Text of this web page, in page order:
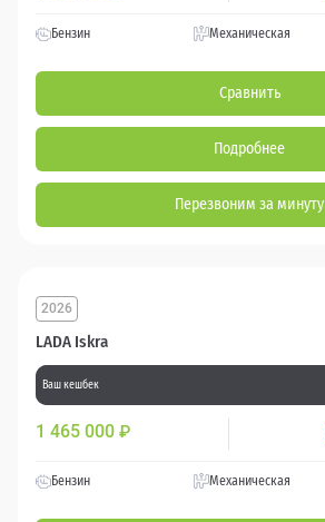
Бензин Механическая
Сравнить
Подробнее
Перезвоним за минуту
LADA Iskra
2026
Ваш кешбек
1 465 000 ₽
Бензин Механическая